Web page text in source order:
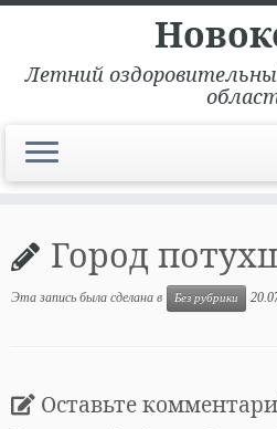
содержимому
Летний
Город
Эта запись была сделана в Без рубрики
Оставьте